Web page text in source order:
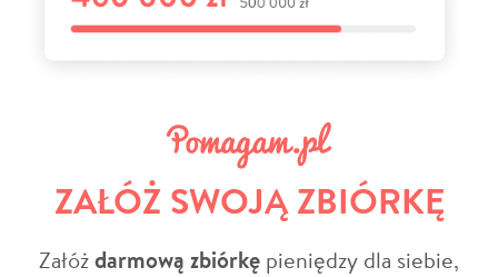
ZAŁÓŻ SWOJĄ ZBIÓRKĘ
Załóżdarmową zbiórkę pieniędzy dla siebie,